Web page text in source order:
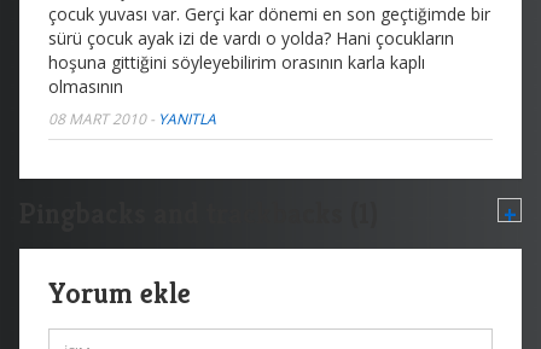
çocuk yuvası var. Gerçi kar dönemi en son geçtiğimde bir
sürü çocuk ayak izi de vardı o yolda? Hani çocukların
hoşuna gittiğini söyleyebilirim orasının karla kaplı
olmasının
08 MART 2010- YANITLA
+
Yorum ekle